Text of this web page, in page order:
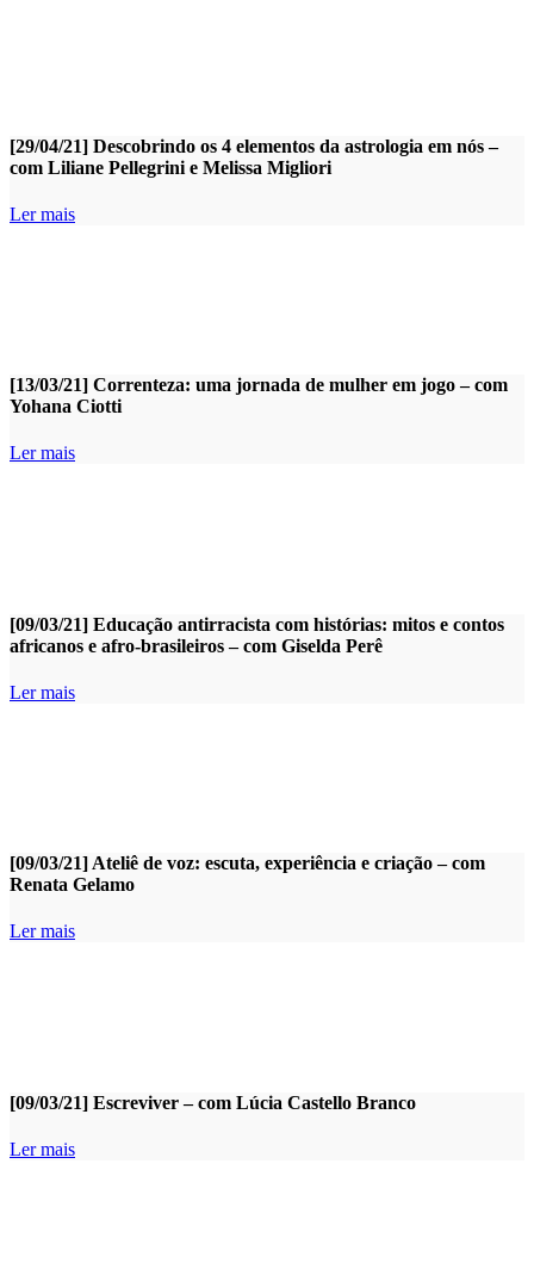
[29/04/21] Descobrindo os 4 elementos da astrologia em nós –
com Liliane Pellegrini e Melissa Migliori
Ler mais
[13/03/21] Correnteza: uma jornada de mulher em jogo – com
Yohana Ciotti
Ler mais
[09/03/21] Educação antirracista com histórias: mitos e contos
africanos e afro-brasileiros – com Giselda Perê
Ler mais
[09/03/21] Ateliê de voz: escuta, experiência e criação – com
Renata Gelamo
Ler mais
[09/03/21] Escreviver – com Lúcia Castello Branco
Ler mais